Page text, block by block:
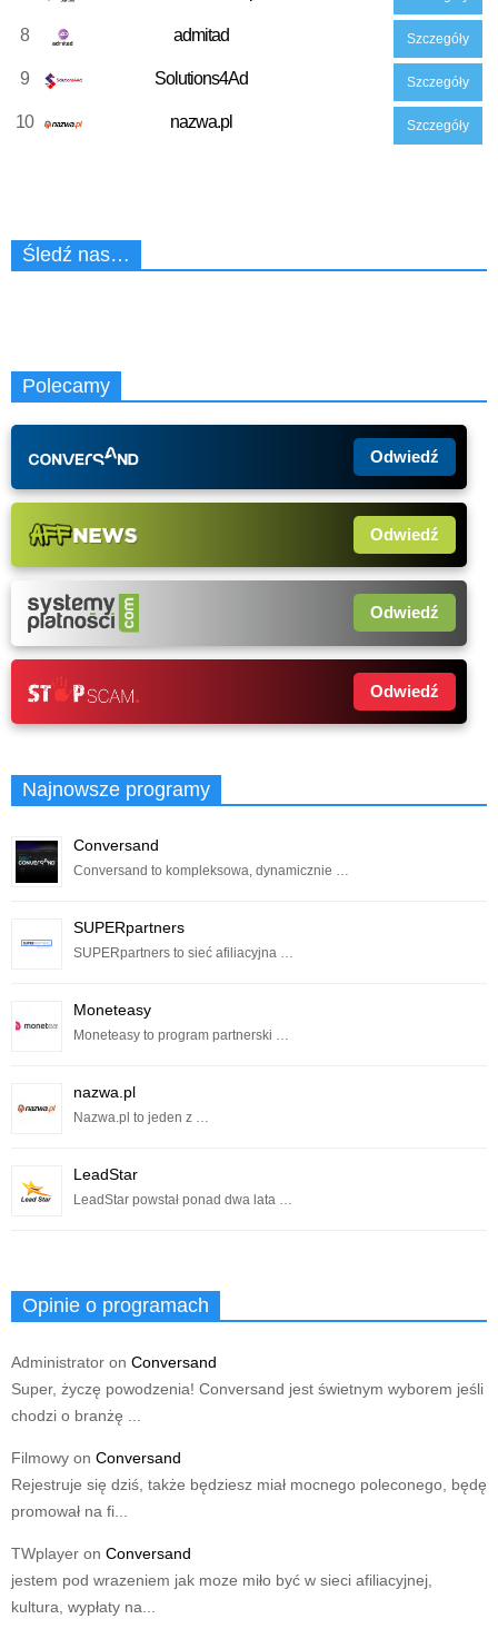
8 admitad Szczegóły
9 Solutions4Ad Szczegóły
10 nazwa.pl Szczegóły
Śledź nas…
Polecamy
Odwiedź
Odwiedź
Odwiedź
Odwiedź
Najnowsze programy
Conversand
Conversand to kompleksowa, dynamicznie …
SUPERpartners
SUPERpartners to sieć afiliacyjna …
Moneteasy
Moneteasy to program partnerski …
nazwa.pl
Nazwa.pl to jeden z …
LeadStar
LeadStar powstał ponad dwa lata …
Opinie o programach
Administrator on Conversand
Super, życzę powodzenia! Conversand jest świetnym wyborem jeśli
chodzi o branżę ...
Filmowy on Conversand
Rejestruje się dziś, także będziesz miał mocnego poleconego, będę
promował na fi...
TWplayer on Conversand
jestem pod wrazeniem jak moze miło być w sieci afiliacyjnej,
kultura, wypłaty na...